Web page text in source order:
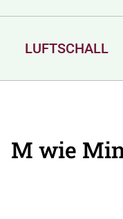
LUFTSCHALL
M wie